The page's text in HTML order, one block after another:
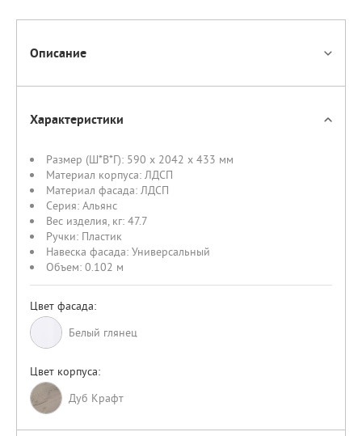
Описание
Характеристики
Размер (Ш*В*Г): 590 x 2042 x 433 мм
Материал корпуса: ЛДСП
Материал фасада: ЛДСП
Серия: Альянс
Вес изделия, кг: 47.7
Ручки: Пластик
Навеска фасада: Универсальный
Объем: 0.102 м
Цвет фасада:
Белый глянец
Цвет корпуса:
Дуб Крафт